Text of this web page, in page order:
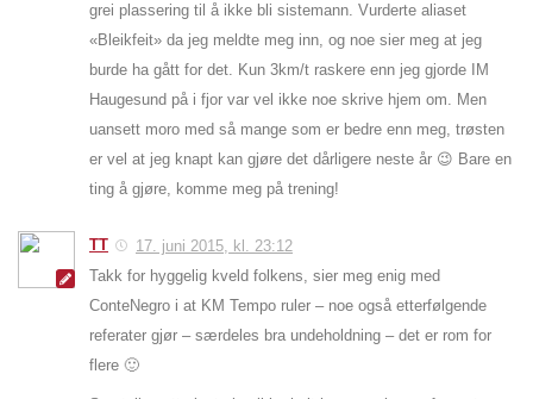
grei plassering til å ikke bli sistemann. Vurderte aliaset
«Bleikfeit» da jeg meldte meg inn, og noe sier meg at jeg
burde ha gått for det. Kun 3km/t raskere enn jeg gjorde IM
Haugesund på i fjor var vel ikke noe skrive hjem om. Men
uansett moro med så mange som er bedre enn meg, trøsten
er vel at jeg knapt kan gjøre det dårligere neste år 😉 Bare en
ting å gjøre, komme meg på trening!
TT
17. juni 2015, kl. 23:12
Takk for hyggelig kveld folkens, sier meg enig med
ConteNegro i at KM Tempo ruler – noe også etterfølgende
referater gjør – særdeles bra undeholdning – det er rom for
flere 🙂